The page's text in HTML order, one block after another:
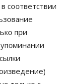
на 2,6
соответствии
при